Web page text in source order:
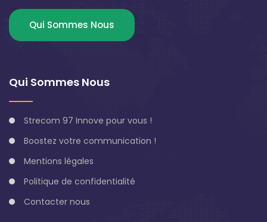
Qui Sommes Nous
Qui Sommes Nous
Strecom 97 Innove pour vous !
Boostez votre communication !
Mentions légales
Politique de confidentialité
Contacter nous